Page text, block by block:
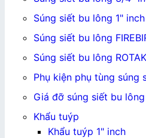
Súng siết bu lông 1" inch
Súng siết bu lông
Súng siết bu lông
Phụ kiện phụ tùng súng
Giá đỡ súng siết bu lông
Khẩu tuýp
Khẩu tuýp 1" inch